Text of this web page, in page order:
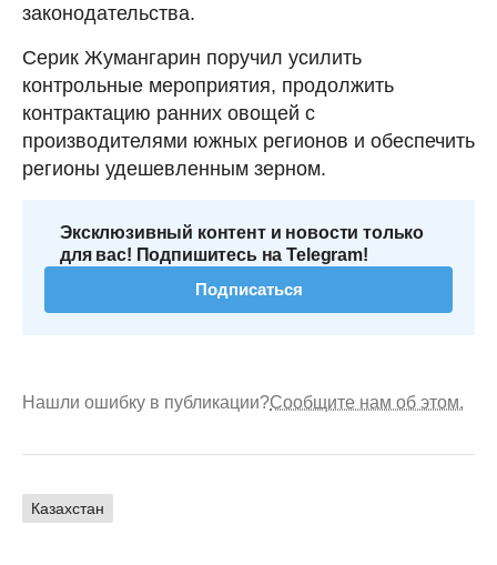
законодательства.
Серик Жумангарин поручил усилить
контрольные мероприятия, продолжить
контрактацию ранних овощей с
производителями южных регионов и обеспечить
регионы удешевленным зерном.
Эксклюзивный контент и новости только
для вас! Подпишитесь на Telegram!
Подписаться
Нашли ошибку в публикации?Сообщите нам об этом.
Казахстан